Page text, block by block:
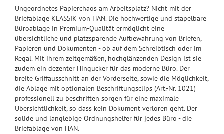
Ungeordnetes Papierchaos am Arbeitsplatz? Nicht mit der
Briefablage KLASSIK von HAN. Die hochwertige und stapelbare
Büroablage in Premium-Qualität ermöglicht eine
übersichtliche und platzsparende Aufbewahrung von Briefen,
Papieren und Dokumenten - ob auf dem Schreibtisch oder im
Regal. Mit ihrem zeitgemäßen, hochglänzenden Design ist sie
zudem ein dezenter Hingucker für das moderne Büro. Der
breite Griffausschnitt an der Vorderseite, sowie die Möglichkeit,
die Ablage mit optionalen Beschriftungsclips (Art.-Nr. 1021)
professionell zu beschriften sorgen für eine maximale
Übersichtlichkeit, so dass kein Dokument verloren geht. Der
solide und langlebige Ordnungshelfer für jedes Büro - die
Briefablage von HAN.